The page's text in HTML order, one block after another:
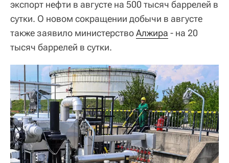
экспорт нефти в августе на 500 тысяч баррелей в
сутки. О новом сокращении добычи в августе
также заявило министерствоАлжира - на 20
тысяч баррелей в сутки.